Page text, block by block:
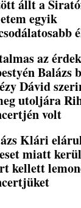
állt a
egyik
az
Dávid
utoljára
volt
Klári
miatt
kellett